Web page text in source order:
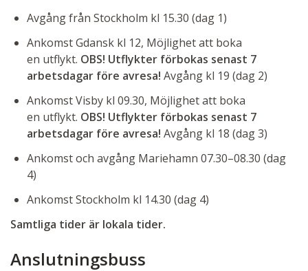
Avgång från Stockholm kl 15.30 (dag 1)
Ankomst Gdansk kl 12, Möjlighet att boka
en utflykt. OBS! Utflykter förbokas senast 7
arbetsdagar före avresa! Avgång kl 19 (dag 2)
Ankomst Visby kl 09.30, Möjlighet att boka
en utflykt. OBS! Utflykter förbokas senast 7
arbetsdagar före avresa! Avgång kl 18 (dag 3)
Ankomst och avgång Mariehamn 07.30–08.30 (dag
4)
Ankomst Stockholm kl 14.30 (dag 4)
Samtliga tider är lokala tider.
Anslutningsbuss